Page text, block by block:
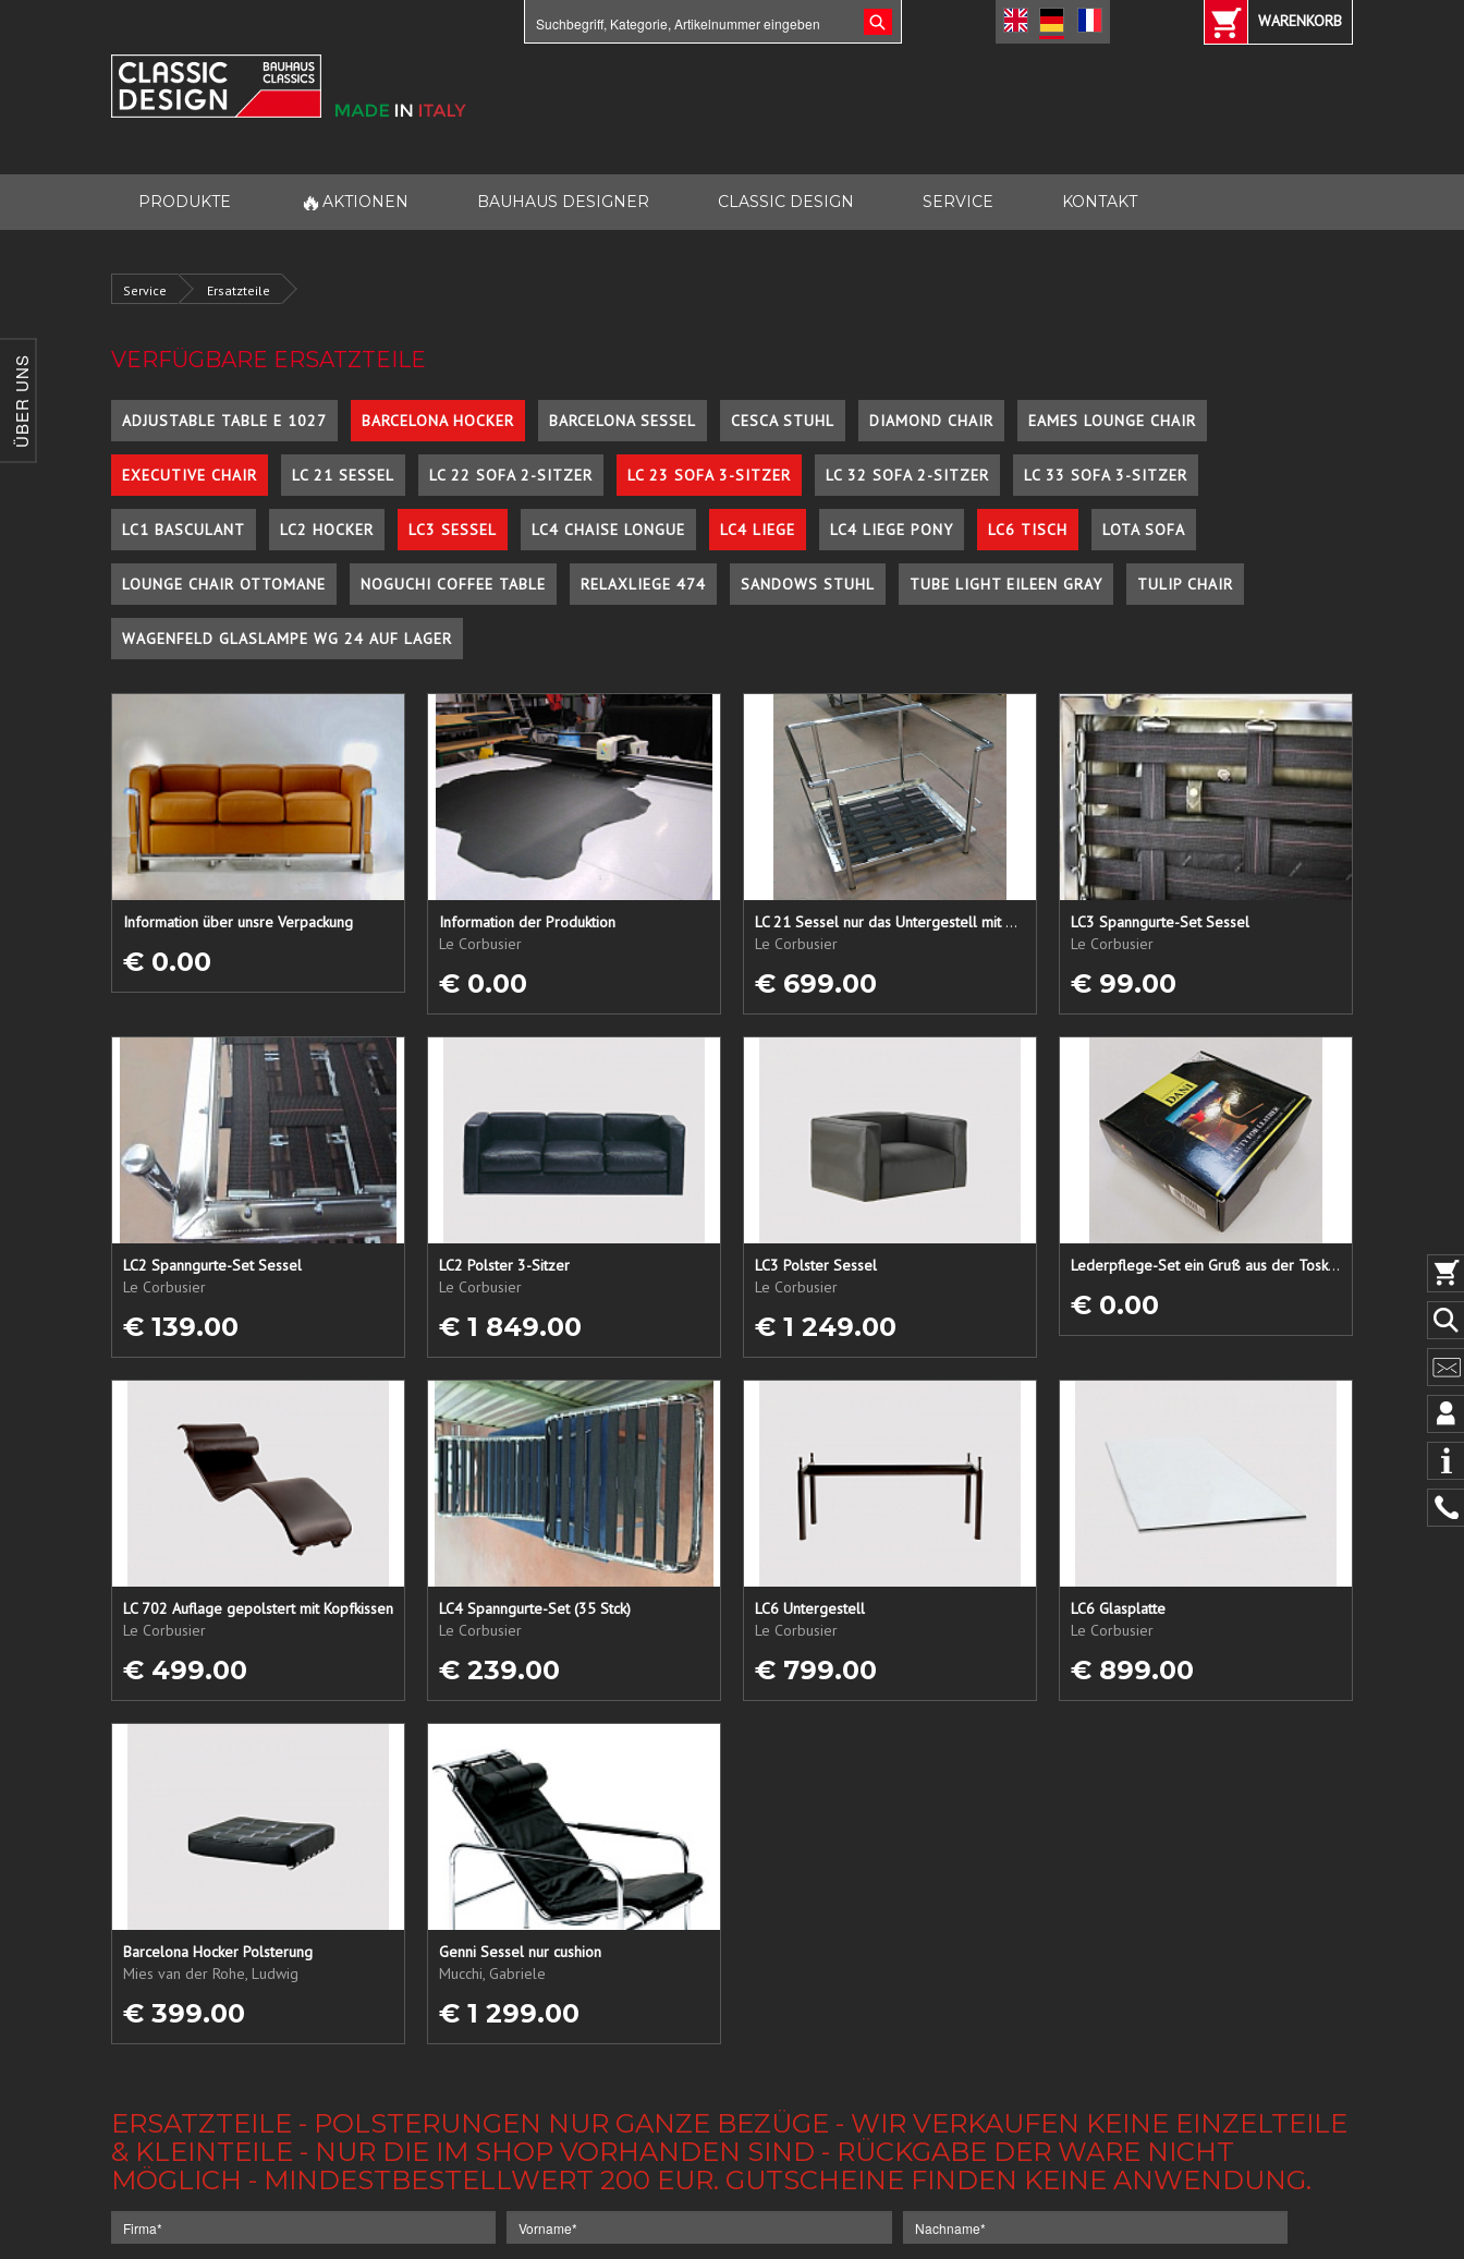
ÜBER UNS
WARENKORB
PRODUKTE 🔥 AKTIONEN BAUHAUS DESIGNER CLASSIC DESIGN SERVICE KONTAKT
Service Ersatzteile
VERFÜGBARE ERSATZTEILE
ADJUSTABLE TABLE E 1027 BARCELONA HOCKER BARCELONA SESSEL CESCA STUHL DIAMOND CHAIR EAMES LOUNGE CHAIR
EXECUTIVE CHAIR LC 21 SESSEL LC 22 SOFA 2-SITZER LC 23 SOFA 3-SITZER LC 32 SOFA 2-SITZER LC 33 SOFA 3-SITZER
LC1 BASCULANT LC2 HOCKER LC3 SESSEL LC4 CHAISE LONGUE LC4 LIEGE LC4 LIEGE PONY LC6 TISCH LOTA SOFA
LOUNGE CHAIR OTTOMANE NOGUCHI COFFEE TABLE RELAXLIEGE 474 SANDOWS STUHL TUBE LIGHT EILEEN GRAY TULIP CHAIR
WAGENFELD GLASLAMPE WG 24 AUF LAGER
Information über unsre Verpackung
€ 0.00
Information der Produktion
Le Corbusier
€ 0.00
LC 21 Sessel nur das Untergestell mit elastischen Straps
Le Corbusier
€ 699.00
LC3 Spanngurte-Set Sessel
Le Corbusier
€ 99.00
LC2 Spanngurte-Set Sessel
Le Corbusier
€ 139.00
LC2 Polster 3-Sitzer
Le Corbusier
€ 1 849.00
LC3 Polster Sessel
Le Corbusier
€ 1 249.00
Lederpflege-Set ein Gruß aus der Toskana...
€ 0.00
LC 702 Auflage gepolstert mit Kopfkissen
Le Corbusier
€ 499.00
LC4 Spanngurte-Set (35 Stck)
Le Corbusier
€ 239.00
LC6 Untergestell
Le Corbusier
€ 799.00
LC6 Glasplatte
Le Corbusier
€ 899.00
Barcelona Hocker Polsterung
Mies van der Rohe, Ludwig
€ 399.00
Genni Sessel nur cushion
Mucchi, Gabriele
€ 1 299.00
ERSATZTEILE - POLSTERUNGEN NUR GANZE BEZÜGE - WIR VERKAUFEN KEINE EINZELTEILE
& KLEINTEILE - NUR DIE IM SHOP VORHANDEN SIND - RÜCKGABE DER WARE NICHT
MÖGLICH - MINDESTBESTELLWERT 200 EUR. GUTSCHEINE FINDEN KEINE ANWENDUNG.